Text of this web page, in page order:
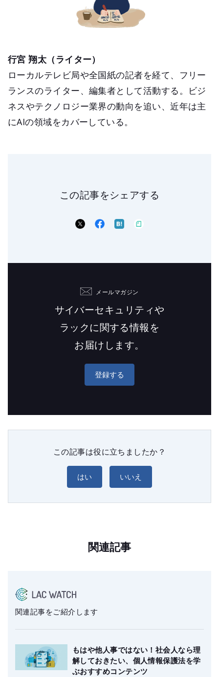
行宮 翔太（ライター）
ローカルテレビ局や全国紙の記者を経て、フリー
ランスのライター、編集者として活動する。ビジ
ネスやテクノロジー業界の動向を追い、近年は主
にAIの領域をカバーしている。
この記事をシェアする
メールマガジン
サイバーセキュリティや
ラックに関する情報を
お届けします。
登録する
この記事は役に立ちましたか？
はい いいえ
関連記事
関連記事をご紹介します
もはや他人事ではない！社会人なら理
解しておきたい、個人情報保護法を学
ぶおすすめコンテンツ